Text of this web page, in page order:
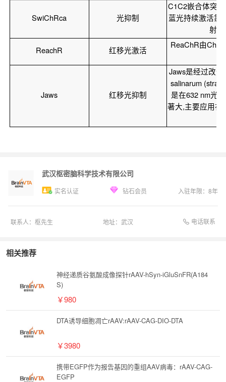
SwiChRca 光抑制
C1C2嵌合体突
蓝光持续激活氯
射
ReachR
红移光激活
ReaChR由
Jaws 红移光抑制
Jaws是经过改
salinarum
是在632 nm光
著大,主要应用在
武汉枢密脑科学技术有限公司
实名认证 钻石会员 入驻年限： 8年
联系人： 枢先生 地址： 武汉 电话联系
相关推荐
神经递质谷氨酸成像探针rAAV-hSyn-iGluSnFR(A184
S)
￥980
DTA诱导细胞凋亡rAAV:rAAV-CAG-DIO-DTA
￥3980
携带EGFP作为报告基因的重组AAV病毒：rAAV-CAG-
EGFP